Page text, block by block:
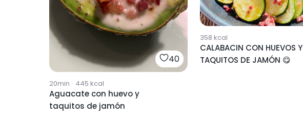
40
20min · 445 kcal
Aguacate con huevo y
taquitos de jamón
358 kcal
CALABACIN CON HUEVOS Y
TAQUITOS DE JAMÓN 😋